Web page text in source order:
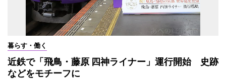
暮らす・働く
近鉄で「飛鳥・藤原 四神ライナー」運行開始 史跡
などをモチーフに